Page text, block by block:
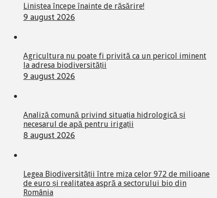
Liniștea începe înainte de răsărire!
9 august 2026
Agricultura nu poate fi privită ca un pericol iminent
la adresa biodiversității
9 august 2026
Analiză comună privind situația hidrologică și
necesarul de apă pentru irigații
8 august 2026
Legea Biodiversității între miza celor 972 de milioane
de euro și realitatea aspră a sectorului bio din
România